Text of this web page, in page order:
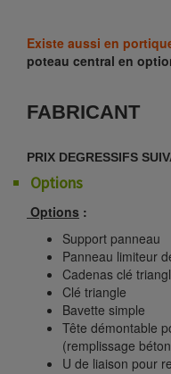
Existe aussi en
poteau central en
FABRICANT
PRIX DEGRESSIFS
Options
Options :
Support panneau
Panneau limiteur
Cadenas clé
Clé triangle
Bavette simple
Tête démontable
(remplissage
U de liaison pour